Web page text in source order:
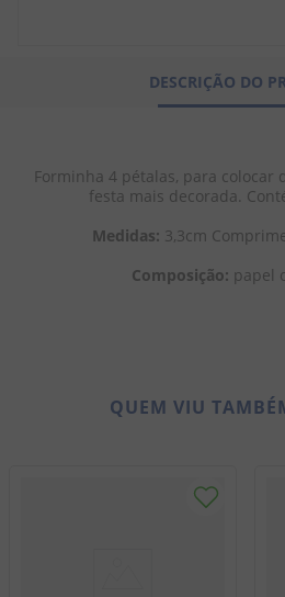
DESCRIÇÃO DO
Forminha 4 pétalas, para colocar
festa mais decorada.
Medidas: 3,3cm
Composição: papel
QUEM VIU